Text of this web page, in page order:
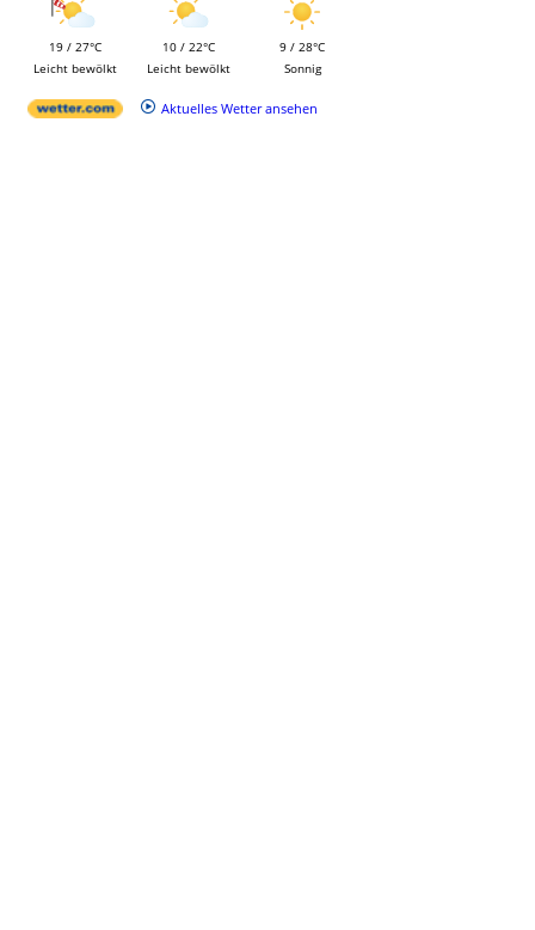
19 / 27°C
Leicht bewölkt
10 / 22°C
Leicht bewölkt
9 / 28°C
Sonnig
Aktuelles Wetter ansehen